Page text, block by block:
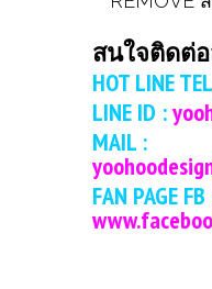
สนใจติดต่
HOT LINE
LINE ID :
MAIL :
FAN PAGE